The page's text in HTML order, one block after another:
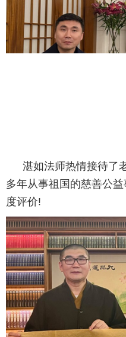
湛如法师热情接待了
多年从事祖国的慈善公
度评价!